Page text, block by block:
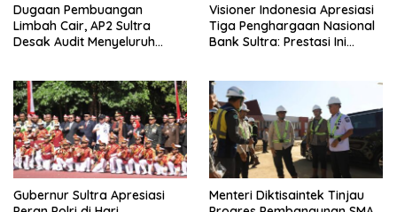
Dugaan Pembuangan
Limbah Cair, AP2 Sultra
Desak Audit Menyeluruh
Hukum
Visioner Indonesia Apresiasi
Tiga Penghargaan Nasional
Bank Sultra: Prestasi Ini
Andri Permana
Gubernur Sultra Apresiasi
Menteri Diktisaintek Tinjau